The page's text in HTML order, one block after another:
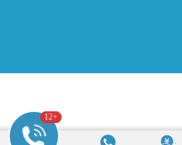
12+